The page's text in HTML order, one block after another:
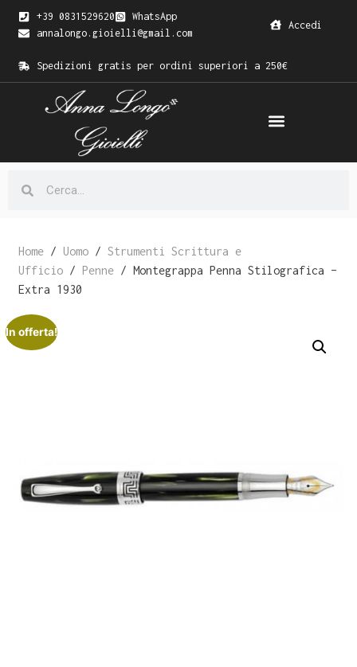
+39 0831529620
WhatsApp
annalongo.gioielli@gmail.com
Accedi
Spedizioni gratis per ordini superiori a 250€
Home / Uomo /Strumenti Scrittura e
Ufficio / Penne / Montegrappa Penna Stilografica –
Extra 1930
In offerta!